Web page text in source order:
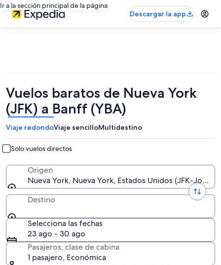
Ir a la sección principal de la página
Descargar la app
Vuelos baratos de Nueva York
(JFK) a Banff (YBA)
Viaje redondoViaje sencilloMultidestino
Solo vuelos directos
Origen
Nueva York, Nueva York, Estados Unidos (JFK-John
Destino
Selecciona las fechas
23 ago - 30 ago
Pasajeros, clase de cabina
1 pasajero, Económica